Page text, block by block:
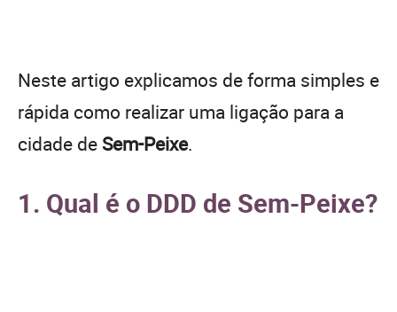
Neste artigo explicamos de forma simples e
rápida como realizar uma ligação para a
cidade de Sem-Peixe.
1. Qual é o DDD de Sem-Peixe?